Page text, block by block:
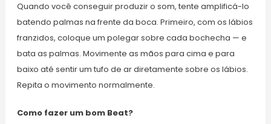
Quando você conseguir produzir o som, tente amplificá-lo
batendo palmas na frente da boca. Primeiro, com os lábios
franzidos, coloque um polegar sobre cada bochecha — e
bata as palmas. Movimente as mãos para cima e para
baixo até sentir um tufo de ar diretamente sobre os lábios.
Repita o movimento normalmente.
Como fazer um bom Beat?